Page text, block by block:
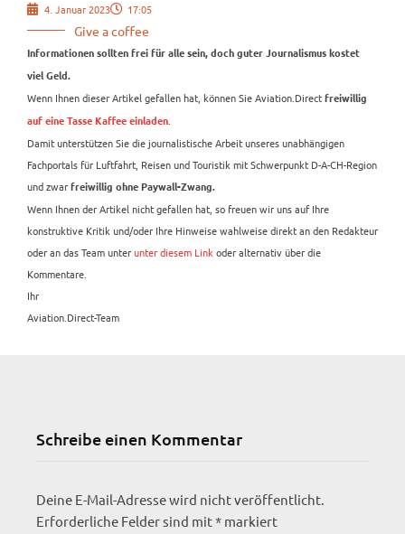
4. Januar 2023 17:05
Give a coffee
Informationen sollten frei für alle sein, doch guter Journalismus kostet
viel Geld.
Wenn Ihnen dieser Artikel gefallen hat, können Sie Aviation.Direct freiwillig
auf eine Tasse Kaffee einladen
Damit unterstützen Sie die journalistische Arbeit unseres unabhängigen
Fachportals für Luftfahrt, Reisen und Touristik mit Schwerpunkt D-A-CH-Region
und zwar freiwillig ohne Paywall-Zwang.
Wenn Ihnen der Artikel nicht gefallen hat, so freuen wir uns auf Ihre
konstruktive Kritik und/oder Ihre Hinweise wahlweise direkt an den Redakteur
oder an das Team unterunter diesem Link oder alternativ über die
Kommentare.
Ihr
Aviation.Direct-Team
Schreibe einen Kommentar
Deine E-Mail-Adresse wird nicht veröffentlicht.
Erforderliche Felder sind mit* markiert